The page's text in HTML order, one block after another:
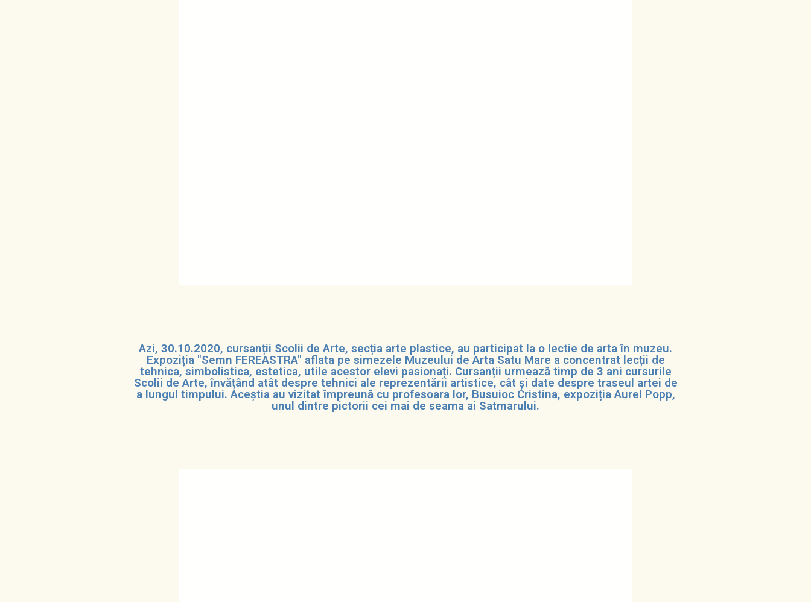
Azi, 30.10.2020, cursanții Scolii de Arte, secția arte plastice, au participat la o lectie de arta în muzeu.
Expoziția "Semn FEREASTRA" aflata pe simezele Muzeului de Arta Satu Mare a concentrat lecții de
tehnica, simbolistica, estetica, utile acestor elevi pasionați. Cursanții urmează timp de 3 ani cursurile
Scolii de Arte, învățând atât despre tehnici ale reprezentării artistice, cât și date despre traseul artei de
a lungul timpului. Aceștia au vizitat împreună cu profesoara lor, Busuioc Cristina, expoziția Aurel Popp,
unul dintre pictorii cei mai de seama ai Satmarului.